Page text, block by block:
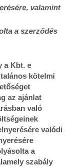
valamint
a szerződés
a Kbt. e
kötelmi
az ajánlat
való
valódi
a
szabály